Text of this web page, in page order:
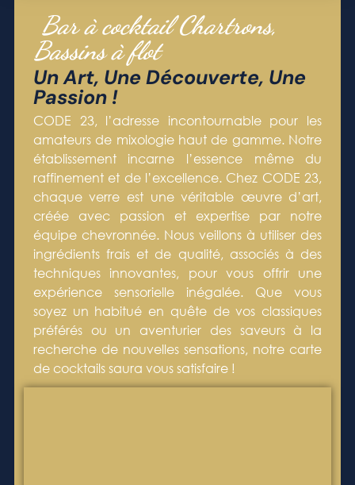
Bar à cocktail Chartrons,
Bassins à flot
Un Art, Une Découverte, Une
Passion !
CODE 23, l’adresse incontournable pour les
amateurs de mixologie haut de gamme. Notre
établissement incarne l’essence même du
raffinement et de l’excellence. Chez CODE 23,
chaque verre est une véritable œuvre d’art,
créée avec passion et expertise par notre
équipe chevronnée. Nous veillons à utiliser des
ingrédients frais et de qualité, associés à des
techniques innovantes, pour vous offrir une
expérience sensorielle inégalée. Que vous
soyez un habitué en quête de vos classiques
préférés ou un aventurier des saveurs à la
recherche de nouvelles sensations, notre carte
de cocktails saura vous satisfaire !